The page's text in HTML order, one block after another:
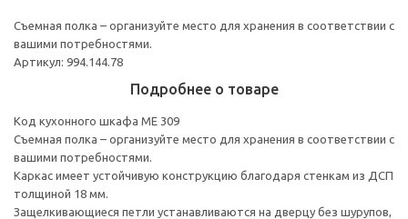
Съемная полка – организуйте место для хранения в соответствии с
вашими потребностями.
Артикул: 994.144.78
Подробнее о товаре
Код кухонного шкафа ME 309
Съемная полка – организуйте место для хранения в соответствии с
вашими потребностями.
Каркас имеет устойчивую конструкцию благодаря стенкам из ДСП
толщиной 18 мм.
Защелкивающиеся петли устанавливаются на дверцу без шурупов,